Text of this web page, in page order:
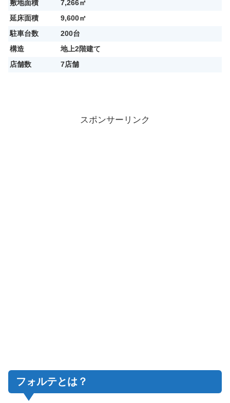
敷地面積
7,266㎡
延床面積
9,600㎡
駐車台数
200台
構造
地上2階建て
店舗数
7店舗
スポンサーリンク
フォルテとは？